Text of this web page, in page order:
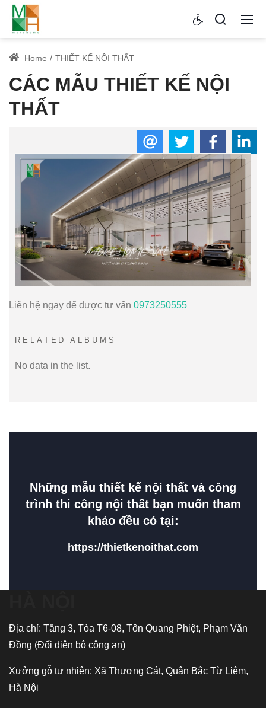
Home THIẾT KẾ NỘI THẤT
CÁC MẪU THIẾT KẾ NỘI
THẤT
Liên hệ ngay để được tư vấn 0973250555
RELATED ALBUMS
No data in the list.
Những mẫu thiết kế nội thất và công
trình thi công nội thất bạn muốn tham
khảo đều có tại:
https://thietkenoithat.com
Địa chỉ: Tầng 3, Tòa T6-08, Tôn Quang Phiệt, Phạm Văn
Đồng (Đối diện bộ công an)
Xưởng gỗ tự nhiên: Xã Thượng Cát, Quận Bắc Từ Liêm,
Hà Nội